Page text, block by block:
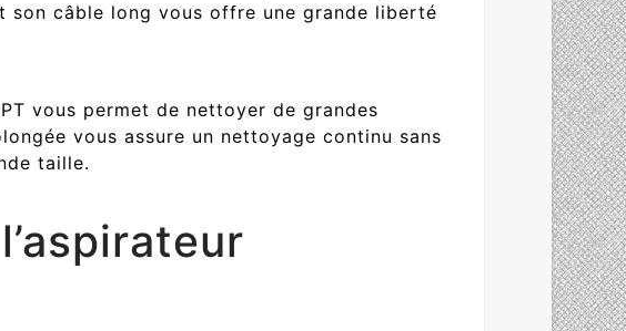
son câble long vous offre une grande liberté
vous permet de nettoyer de grandes
vous assure un nettoyage continu sans
taille.